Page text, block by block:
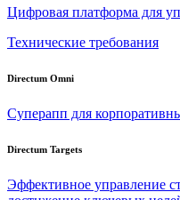
Цифровая платформа для
Технические требования
Directum Omni
Суперапп для
Directum Targets
Эффективное управление